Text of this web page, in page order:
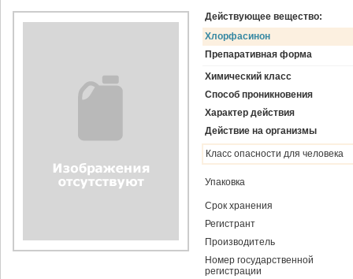
Действующее вещество:
Хлорфасинон
Препаративная форма
Химический класс
Способ проникновения
Характер действия
Действие на организмы
Класс опасности для человека
Упаковка
Срок хранения
Регистрант
Производитель
Номер государственной
регистрации